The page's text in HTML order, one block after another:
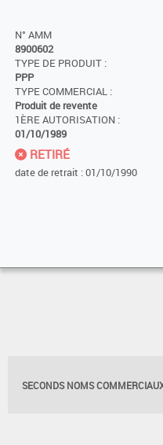
N° AMM
8900602
TYPE DE PRODUIT :
PPP
TYPE COMMERCIAL :
Produit de revente
1ÈRE AUTORISATION :
01/10/1989
RETIRÉ
date de retrait : 01/10/1990
SECONDS NOMS